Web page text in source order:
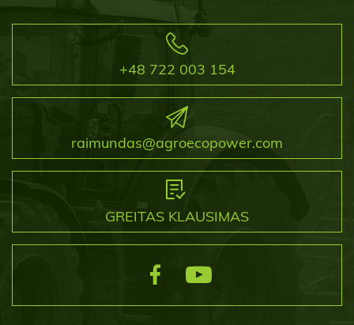
+48 722 003 154
raimundas@agroecopower.com
GREITAS KLAUSIMAS